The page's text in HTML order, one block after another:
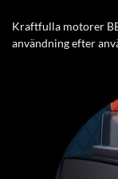
Kraftfulla motorer
användning efter